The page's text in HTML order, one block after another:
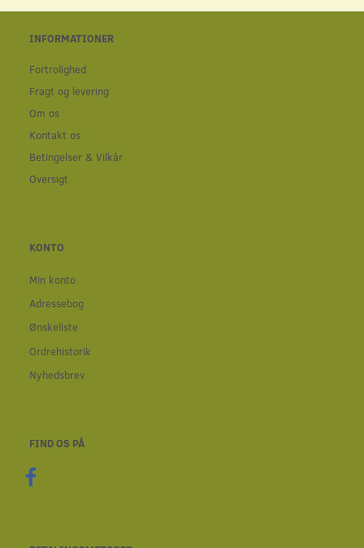
INFORMATIONER
Fortrolighed
Fragt og levering
Om os
Kontakt os
Betingelser & Vilkår
Oversigt
KONTO
Min konto
Adressebog
Ønskeliste
Ordrehistorik
Nyhedsbrev
FIND OS PÅ